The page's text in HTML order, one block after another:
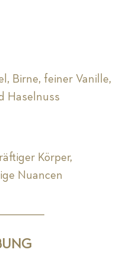
Birne, feiner Vanille,
Haselnuss
Körper,
Nuancen